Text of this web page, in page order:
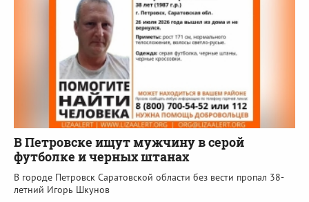
В Петровске ищут мужчину в серой
футболке и черных штанах
В городе Петровск Саратовской области без вести пропал 38-
летний Игорь Шкунов